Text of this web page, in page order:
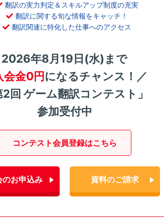
翻訳の実力判定＆スキルアップ制度の充実
翻訳に関する旬な情報をキャッチ！
翻訳関連に特化した仕事へのアクセス
2026年8月19日(水)まで
会金0円になるチャンス！／
2回 ゲーム翻訳コンテスト」
参加受付中
コンテスト会員登録はこちら
のお申込み 資料のご請求